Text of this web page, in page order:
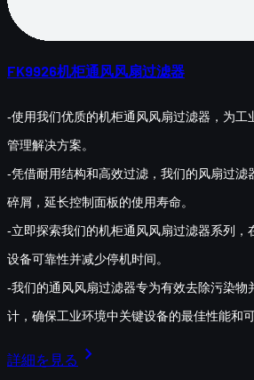
FK9926机柜通风风扇过滤器
-使用我们优质的机柜通风风扇过滤器，为工
管理解决方案。
-凭借耐用结构和高效过滤，我们的风扇过滤
碎屑，延长控制面板的使用寿命。
-立即探索我们的机柜通风风扇过滤器系列，
设备可靠性并减少停机时间。
-我们的通风风扇过滤器专为有效去除污染物
计，确保工业环境中关键设备的最佳性能和可
詳細を見る chevron_right